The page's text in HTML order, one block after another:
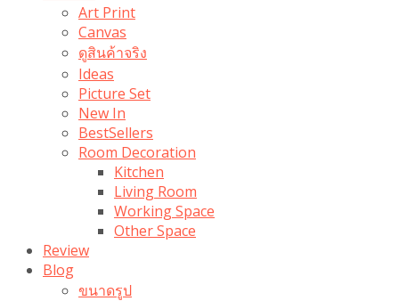
Art Print
Canvas
ดูสินค้าจริง
Ideas
Picture Set
New In
BestSellers
Room Decoration
Kitchen
Living Room
Working Space
Other Space
Review
Blog
ขนาดรูป